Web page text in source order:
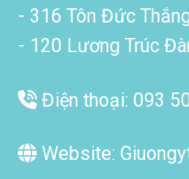
- 316 Tôn Đức
- 120 Lương Trúc
Điện thoại: 093
Website: